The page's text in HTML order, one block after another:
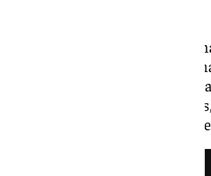
El preparador catalán realiza
tope, el equipo está de 10. El
con la relatividad de que es un
más para hacer lo que
deseo de vivir el momento y